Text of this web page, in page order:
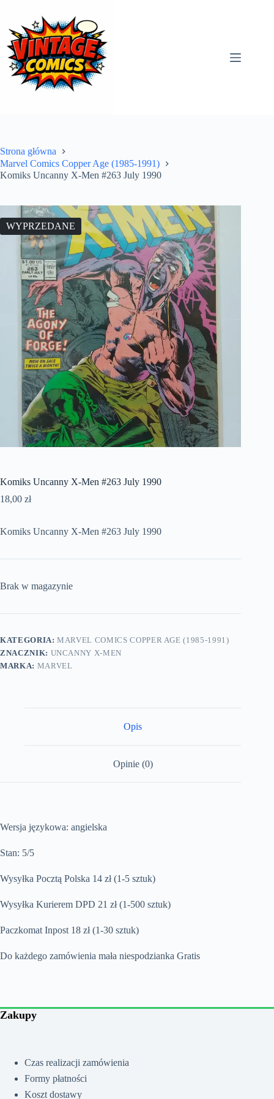
treści
Strona główna
Marvel Comics Copper Age (1985-1991)
Komiks Uncanny X-Men #263 July 1990
WYPRZEDANE
Komiks Uncanny X-Men #263 July 1990
18,00 zł
Komiks Uncanny X-Men #263 July 1990
Brak w magazynie
KATEGORIA:MARVEL COMICS COPPER AGE (1985-1991)
ZNACZNIK: UNCANNY X-MEN
MARKA: MARVEL
Opis
Opinie (0)
Wersja językowa: angielska
Stan: 5/5
Wysyłka Pocztą Polska 14 zł (1-5 sztuk)
Wysyłka Kurierem DPD 21 zł (1-500 sztuk)
Paczkomat Inpost 18 zł (1-30 sztuk)
Do każdego zamówienia mała niespodzianka Gratis
Zakupy
Czas realizacji zamówienia
Formy płatności
Koszt dostawy